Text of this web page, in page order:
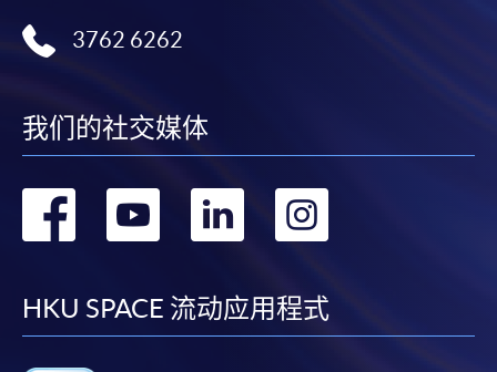
3762 6262
我们的社交媒体
转
facebook
转
youtube
转
linkedin
转
HKU SPACE 流动应用程式